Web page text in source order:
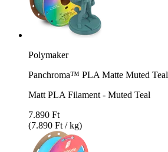
Polymaker
Panchroma™ PLA Matte Muted Teal
Matt PLA Filament - Muted Teal
7.890 Ft
(7.890 Ft / kg)